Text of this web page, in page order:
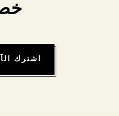
خصم
اشترك